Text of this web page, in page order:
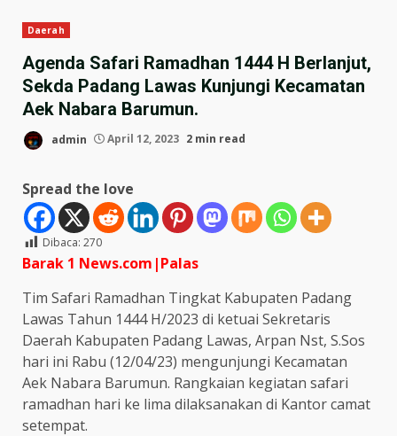
Daerah
Agenda Safari Ramadhan 1444 H Berlanjut,
Sekda Padang Lawas Kunjungi Kecamatan
Aek Nabara Barumun.
admin April 12, 2023 2 min read
Spread the love
Dibaca: 270
Barak 1 News.com|Palas
Tim Safari Ramadhan Tingkat Kabupaten Padang
Lawas Tahun 1444 H/2023 di ketuai Sekretaris
Daerah Kabupaten Padang Lawas, Arpan Nst, S.Sos
hari ini Rabu (12/04/23) mengunjungi Kecamatan
Aek Nabara Barumun. Rangkaian kegiatan safari
ramadhan hari ke lima dilaksanakan di Kantor camat
setempat.